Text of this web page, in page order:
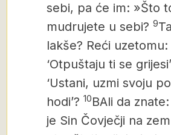
sebi, pa će im: »Što
mudrujete u sebi? 9
lakše? Reći uzetomu:
‘Otpuštaju ti se
‘Ustani, uzmi svoju
hodi’? 10BAli da
je Sin Čovječji na